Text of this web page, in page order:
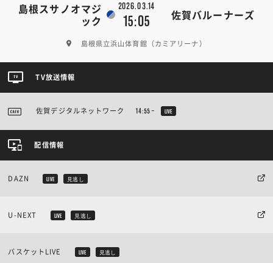
島根スサノオマジ
ック
2026.03.14
15:05 佐賀バルーナーズ
島根県立浜山体育館（カミアリーナ）
TV放送情報
佐賀デジタルネットワーク 14:55~ LIVE
配信情報
DAZN LIVE 見逃し
U-NEXT LIVE 見逃し
バスケットLIVE LIVE 見逃し